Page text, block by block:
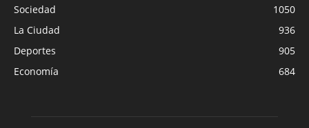
Sociedad
1050
La Ciudad
936
Deportes
905
Economía
684